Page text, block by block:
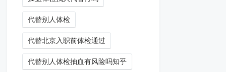
代替别人体检
代替北京入职前体检通过
代替别人体检抽血有风险吗知乎